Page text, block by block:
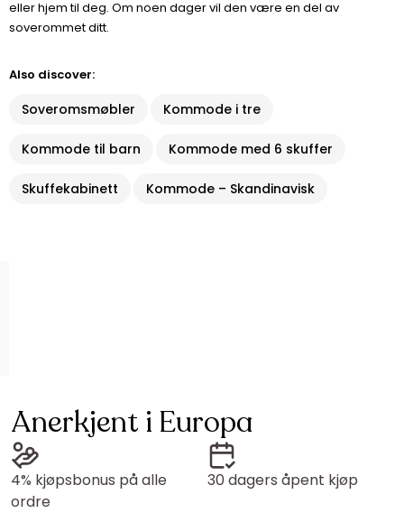
eller hjem til deg. Om noen dager vil den være en del av
soverommet ditt.
Also discover:
Soveromsmøbler Kommode i tre
Kommode til barn Kommode med 6 skuffer
Skuffekabinett Kommode – Skandinavisk
Anerkjent i Europa
4% kjøpsbonus på alle
ordre
30 dagers åpent kjøp